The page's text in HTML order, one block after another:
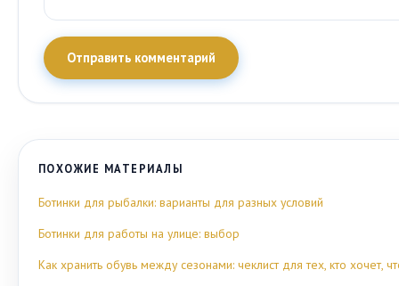
Отправить комментарий
ПОХОЖИЕ МАТЕРИАЛЫ
Ботинки для рыбалки: варианты для разных условий
Ботинки для работы на улице: выбор
Как хранить обувь между сезонами: чеклист для тех, кто хочет,